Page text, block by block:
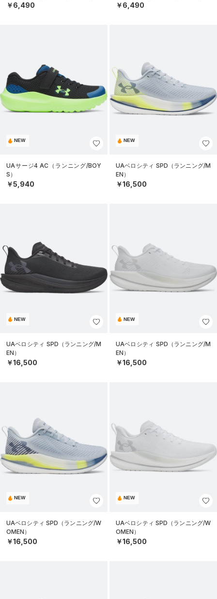
￥6,490 ￥6,490
NEW
UAサージ4 AC（ランニング/BOY
S）
￥5,940
NEW
UAベロシティ SPD（ランニング/M
EN）
￥16,500
NEW
UAベロシティ SPD（ランニング/M
EN）
￥16,500
NEW
UAベロシティ SPD（ランニング/M
EN）
￥16,500
NEW
UAベロシティ SPD（ランニング/W
OMEN）
￥16,500
NEW
UAベロシティ SPD（ランニング/W
OMEN）
￥16,500